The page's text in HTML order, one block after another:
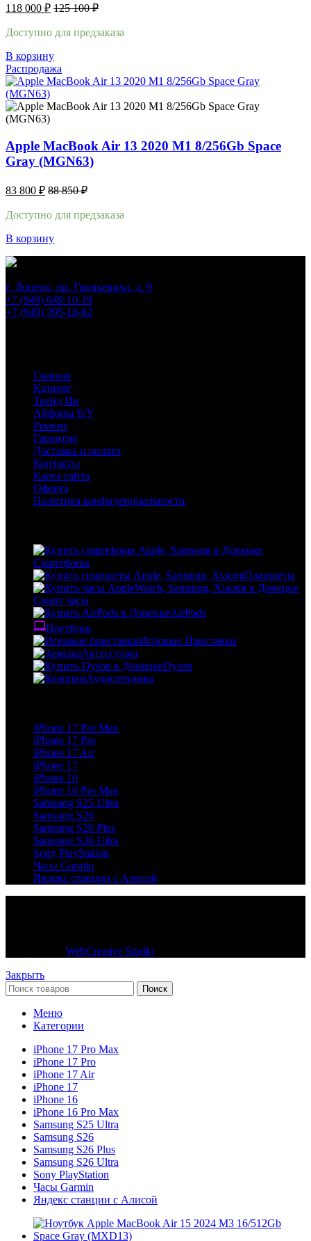
118 000 ₽ 125 100₽
Доступно для предзаказа
В корзину
Распродажа
Apple MacBook Air 13 2020 M1 8/256Gb Space
Gray (MGN63)
83 800 ₽ 88 850₽
Доступно для предзаказа
В корзину
г. Донецк, пр. Гринкевича, д. 9
+7 (949) 649-10-19
+7 (949) 395-18-62
Главная
Каталог
Трейд Ин
Айфоны Б/У
Ремонт
Гарантия
Доставка и оплата
Контакты
Карта сайта
Оферта
Политика конфиденциальности
Смартфоны
Планшеты
Смарт часы
AirPods
Ноутбуки
Игровые Приставки
Аксессуары
Dyson
Аудиотехника
iPhone 17 Pro Max
iPhone 17 Pro
iPhone 17 Air
iPhone 17
iPhone 16
iPhone 16 Pro Max
Samsung S25 Ultra
Samsung S26
Samsung S26 Plus
Samsung S26 Ultra
Sony PlayStation
Часы Garmin
Яндекс станции с Алисой
WebCreative Studio
Закрыть
Поиск
Меню
Категории
iPhone 17 Pro Max
iPhone 17 Pro
iPhone 17 Air
iPhone 17
iPhone 16
iPhone 16 Pro Max
Samsung S25 Ultra
Samsung S26
Samsung S26 Plus
Samsung S26 Ultra
Sony PlayStation
Часы Garmin
Яндекс станции с Алисой